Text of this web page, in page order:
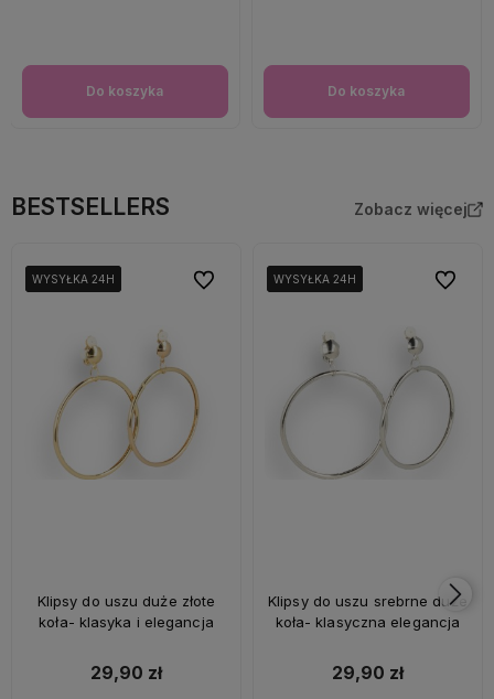
Do koszyka Do koszyka
BESTSELLERS Zobacz więcej
WYSYŁKA 24H
WYSYŁKA 24H
WYSYŁKA 24H
Klipsy do uszu duże złote
koła- klasyka i elegancja
29,90 zł
Do ulubionychWYSYŁKA 24H
WYSYŁKA 24H
WYSYŁKA 24H
Klipsy do uszu srebrne duże
koła- klasyczna elegancja
29,90 zł
Do